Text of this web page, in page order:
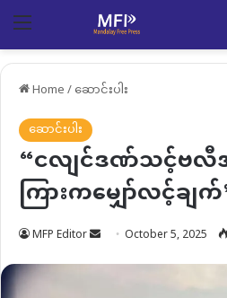
Menu
Home/ဆောင်းပါး
ဆောင်းပါး
“ငလျင်ဒဏ်သင့်ဗ
ကြားကမျှော်လင့်ချ
MFP Editor SendOctober 5, 2025